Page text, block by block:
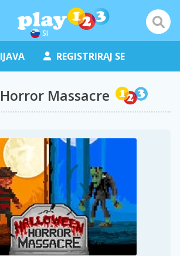
SI
REGISTRIRAJ SE
Massacre